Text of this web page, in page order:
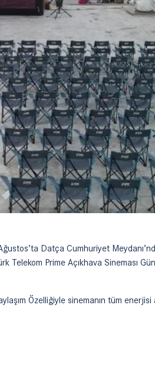
Datça Cumhuriyet
Prime Açıkhava Sineması
Özelliğiyle sinemanın tüm enerjisi